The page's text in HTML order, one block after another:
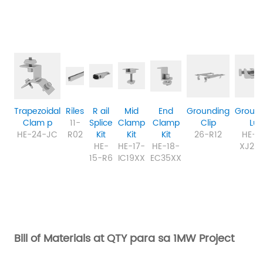
Trapezoidal
Clam p
HE-24-JC
Riles
11-
R02
R ail
Splice
Kit
HE-
15-R6
Mid
Clamp
Kit
HE-17-
IC19XX
End
Clamp
Kit
HE-18-
EC35XX
Grounding
Clip
26-R12
Lug
HE-
Bill of Materials at QTY para sa 1MW Project